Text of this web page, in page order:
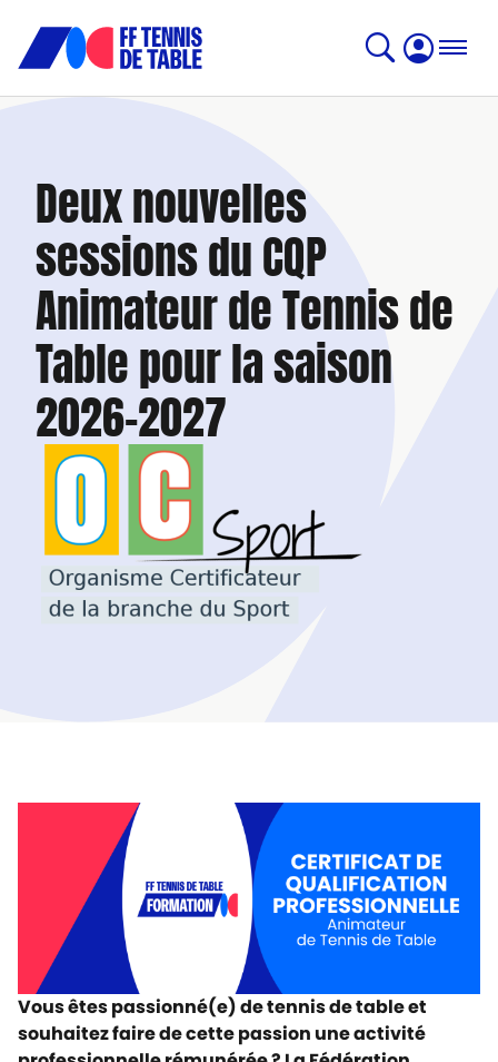
Deux nouvelles
sessions du CQP
Animateur de Tennis de
Table pour la saison
2026-2027
Vous êtes passionné(e) de tennis de table et
souhaitez faire de cette passion une activité